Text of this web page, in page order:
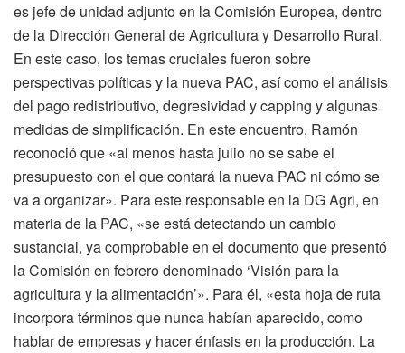
es jefe de unidad adjunto en la Comisión Europea, dentro
de la Dirección General de Agricultura y Desarrollo Rural.
En este caso, los temas cruciales fueron sobre
perspectivas políticas y la nueva PAC, así como el análisis
del pago redistributivo, degresividad y capping y algunas
medidas de simplificación. En este encuentro, Ramón
reconoció que «al menos hasta julio no se sabe el
presupuesto con el que contará la nueva PAC ni cómo se
va a organizar». Para este responsable en la DG Agri, en
materia de la PAC, «se está detectando un cambio
sustancial, ya comprobable en el documento que presentó
la Comisión en febrero denominado ‘Visión para la
agricultura y la alimentación’». Para él, «esta hoja de ruta
incorpora términos que nunca habían aparecido, como
hablar de empresas y hacer énfasis en la producción. La